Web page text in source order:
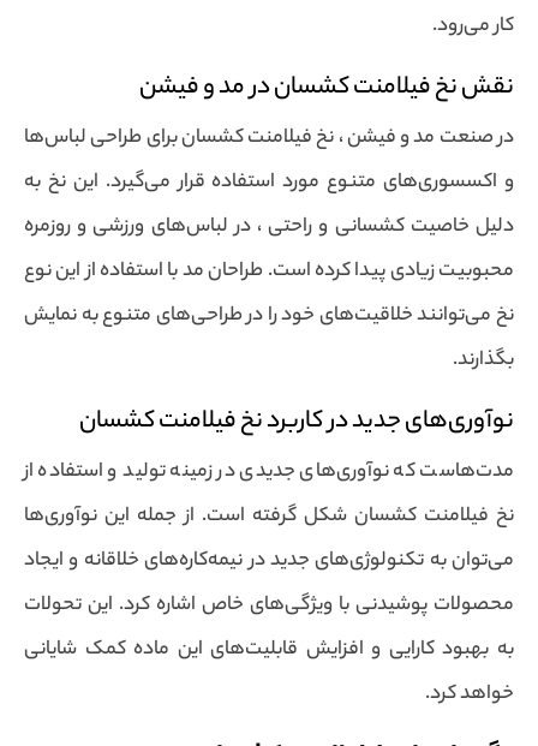
کار می‌رود.
نقش نخ فیلامنت کشسان در مد و فیشن
در صنعت مد و فیشن ، نخ فیلامنت کشسان برای طراحی لباس‌ها
و اکسسوری‌های متنوع مورد استفاده قرار می‌گیرد. این نخ به
دلیل خاصیت کشسانی و راحتی ، در لباس‌های ورزشی و روزمره
محبوبیت زیادی پیدا کرده است. طراحان مد با استفاده از این نوع
نخ می‌توانند خلاقیت‌های خود را در طراحی‌های متنوع به نمایش
بگذارند.
نوآوری‌های جدید در کاربرد نخ فیلامنت کشسان
مدت‌هاست که نوآوری‌های جدیدی در زمینه تولید و استفاده از
نخ فیلامنت کشسان شکل گرفته است. از جمله این نوآوری‌ها
می‌توان به تکنولوژی‌های جدید در نیمه‌کاره‌های خلاقانه و ایجاد
محصولات پوشیدنی با ویژگی‌های خاص اشاره کرد. این تحولات
به بهبود کارایی و افزایش قابلیت‌های این ماده کمک شایانی
خواهد کرد.